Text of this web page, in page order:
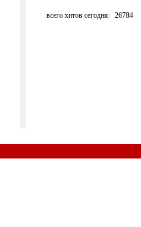
всего хитов сегодня: 26784